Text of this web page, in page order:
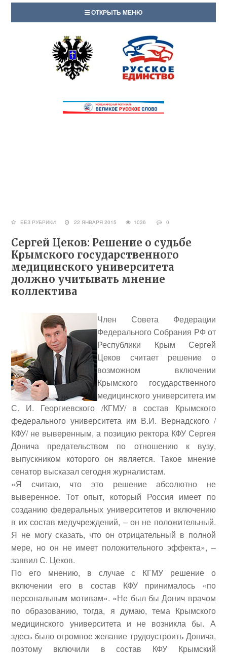
ОТКРЫТЬ МЕНЮ
БЕЗ РУБРИКИ 22 ЯНВАРЯ 2015 1036 0
Сергей Цеков: Решение о судьбе
Крымского государственного
медицинского университета
должно учитывать мнение
коллектива
Член Совета Федерации
Федерального Собрания РФ от
Республики Крым Сергей
Цеков считает решение о
возможном включении
Крымского государственного
медицинского университета им
С. И. Георгиевского /КГМУ/ в состав Крымского
федерального университета им В.И. Вернадского /
КФУ/ не выверенным, а позицию ректора КФУ Сергея
Донича предательством по отношению к вузу,
выпускником которого он является. Такое мнение
сенатор высказал сегодня журналистам.
«Я считаю, что это решение абсолютно не
выверенное. Тот опыт, который Россия имеет по
созданию федеральных университетов и включению
в их состав медучреждений, – он не положительный.
Я не могу сказать, что он отрицательный в полной
мере, но он не имеет положительного эффекта», –
заявилС. Цеков.
По его мнению, в случае с КГМУ решение о
включении его в состав КФУ принималось «по
персональным мотивам». «Не был бы Донич врачом
по образованию, тогда, я думаю, тема Крымского
медицинского университета и не возникла бы. А
здесь было огромное желание трудоустроить Донича,
поэтому включили в состав КФУ Крымский